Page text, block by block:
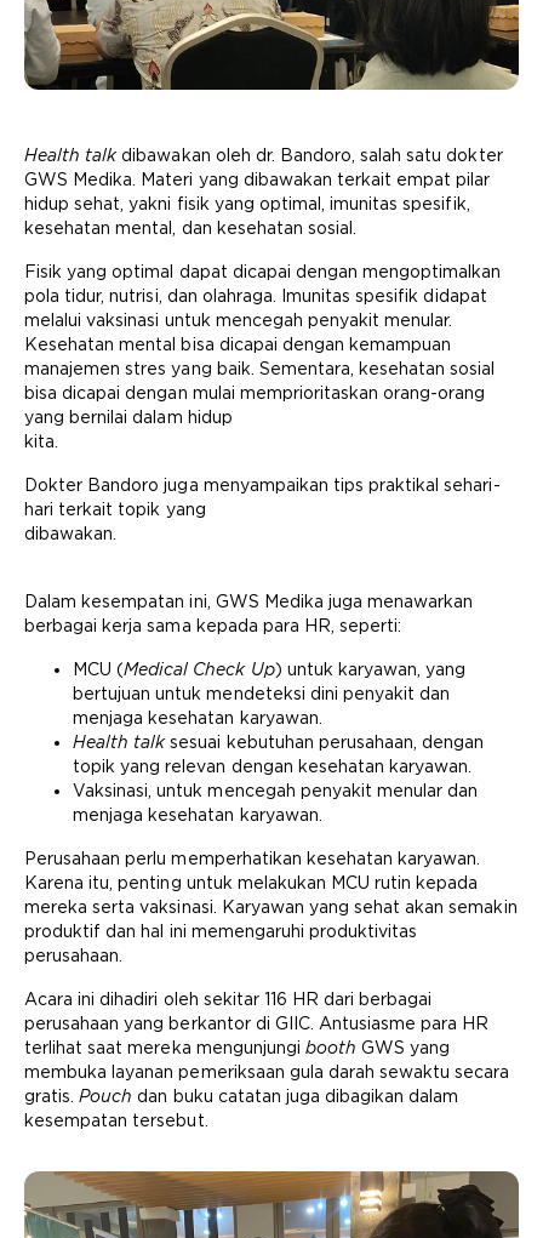
Health talk dibawakan oleh dr. Bandoro, salah satu dokter
GWS Medika. Materi yang dibawakan terkait empat pilar
hidup sehat, yakni fisik yang optimal, imunitas spesifik,
kesehatan mental, dan kesehatan sosial.
Fisik yang optimal dapat dicapai dengan mengoptimalkan
pola tidur, nutrisi, dan olahraga. Imunitas spesifik didapat
melalui vaksinasi untuk mencegah penyakit menular.
Kesehatan mental bisa dicapai dengan kemampuan
manajemen stres yang baik. Sementara, kesehatan sosial
bisa dicapai dengan mulai memprioritaskan orang-orang
yang bernilai dalam hidup
kita.
Dokter Bandoro juga menyampaikan tips praktikal sehari-
hari terkait topik yang
dibawakan.
Dalam kesempatan ini, GWS Medika juga menawarkan
berbagai kerja sama kepada para HR, seperti:
MCU (Medical Check Up) untuk karyawan, yang
bertujuan untuk mendeteksi dini penyakit dan
menjaga kesehatan karyawan.
Health talksesuai kebutuhan perusahaan, dengan
topik yang relevan dengan kesehatan karyawan.
Vaksinasi, untuk mencegah penyakit menular dan
menjaga kesehatan karyawan.
Perusahaan perlu memperhatikan kesehatan karyawan.
Karena itu, penting untuk melakukan MCU rutin kepada
mereka serta vaksinasi. Karyawan yang sehat akan semakin
produktif dan hal ini memengaruhi produktivitas
perusahaan.
Acara ini dihadiri oleh sekitar 116 HR dari berbagai
perusahaan yang berkantor di GIIC. Antusiasme para HR
terlihat saat mereka mengunjungi boothGWS yang
membuka layanan pemeriksaan gula darah sewaktu secara
gratis.Pouch dan buku catatan juga dibagikan dalam
kesempatan tersebut.